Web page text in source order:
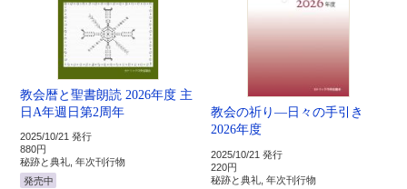
教会暦と聖書朗読 2026年度 主
日A年週日第2周年
2025/10/21 発行
880円
秘跡と典礼, 年次刊行物
発売中
教会の祈り―日々の手引き
2026年度
2025/10/21 発行
220円
秘跡と典礼, 年次刊行物